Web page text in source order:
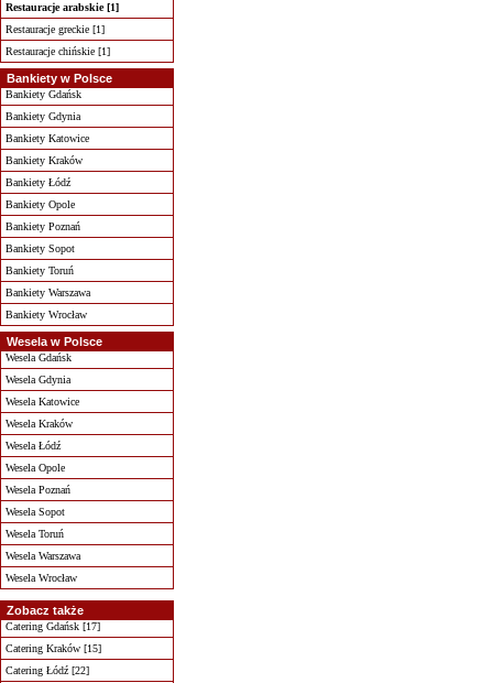
Restauracje arabskie [1]
Restauracje greckie [1]
Restauracje chińskie [1]
Bankiety w Polsce
Bankiety Gdańsk
Bankiety Gdynia
Bankiety Katowice
Bankiety Kraków
Bankiety Łódź
Bankiety Opole
Bankiety Poznań
Bankiety Sopot
Bankiety Toruń
Bankiety Warszawa
Bankiety Wrocław
Wesela w Polsce
Wesela Gdańsk
Wesela Gdynia
Wesela Katowice
Wesela Kraków
Wesela Łódź
Wesela Opole
Wesela Poznań
Wesela Sopot
Wesela Toruń
Wesela Warszawa
Wesela Wrocław
Zobacz także
Catering Gdańsk [17]
Catering Kraków [15]
Catering Łódź [22]